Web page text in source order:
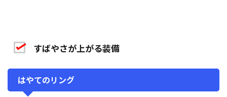
すばやさが上がる装備
はやてのリング